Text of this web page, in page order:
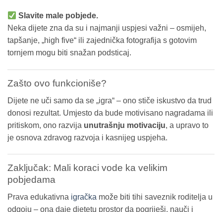
Slavite male pobjede.
Neka dijete zna da su i najmanji uspjesi važni – osmijeh,
tapšanje, „high five“ ili zajednička fotografija s gotovim
tornjem mogu biti snažan podsticaj.
Zašto ovo funkcioniše?
Dijete ne uči samo da se „igra“ – ono stiče iskustvo da trud
donosi rezultat. Umjesto da bude motivisano nagradama ili
pritiskom, ono razvija unutrašnju motivaciju, a upravo to
je osnova zdravog razvoja i kasnijeg uspjeha.
Zaključak: Mali koraci vode ka velikim
pobjedama
Prava edukativna igračka može biti tihi saveznik roditelja u
odgoju – ona daje djetetu prostor da pogriješi, nauči i